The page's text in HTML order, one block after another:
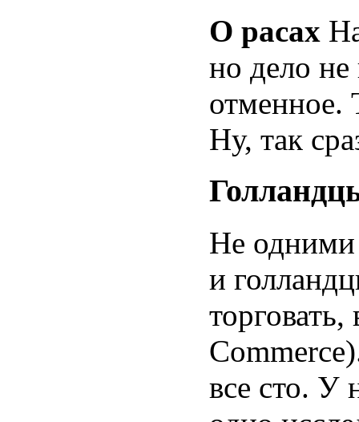
О расах
но дело не
отменное.
Ну, так
Не
и
все сто. У